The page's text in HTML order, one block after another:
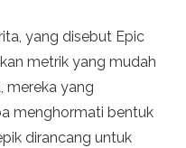
yang disebut Epic
metrik yang mudah
mereka yang
menghormati bentuk
dirancang untuk